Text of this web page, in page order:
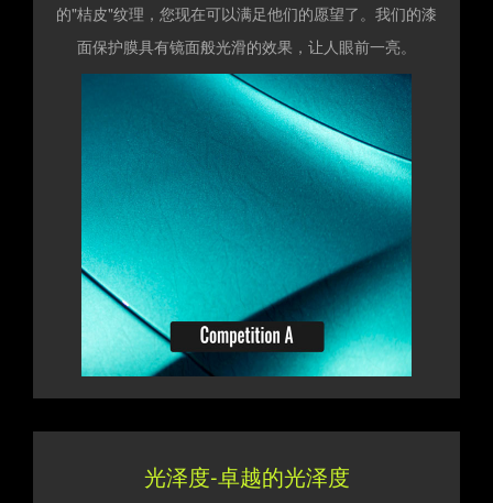
的"桔皮"纹理，您现在可以满足他们的愿望了。我们的漆
面保护膜具有镜面般光滑的效果，让人眼前一亮。
光泽度-卓越的光泽度